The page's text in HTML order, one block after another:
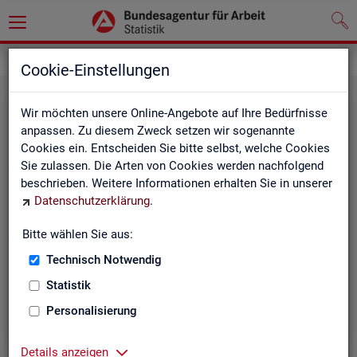
Cookie-Einstellungen
Wir möchten unsere Online-Angebote auf Ihre Bedürfnisse
anpassen. Zu diesem Zweck setzen wir sogenannte
Cookies ein. Entscheiden Sie bitte selbst, welche Cookies
Sie zulassen. Die Arten von Cookies werden nachfolgend
beschrieben. Weitere Informationen erhalten Sie in unserer
Datenschutzerklärung.
Bitte wählen Sie aus:
Technisch Notwendig
Statistik
Personalisierung
Details anzeigen
Der Bericht gibt einen Überblick über die aktuelle
Entwicklung am Arbeits- und Ausbildungsmarkt in